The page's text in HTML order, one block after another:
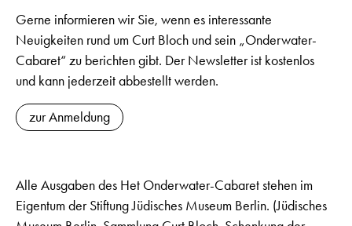
Gerne informieren wir Sie, wenn es interessante
Neuigkeiten rund um Curt Bloch und sein „Onderwater-
Cabaret“ zu berichten gibt. Der Newsletter ist kostenlos
und kann jederzeit abbestellt werden.
zur Anmeldung
Alle Ausgaben des Het Onderwater-Cabaret stehen im
Eigentum der Stiftung Jüdisches Museum Berlin. (Jüdisches